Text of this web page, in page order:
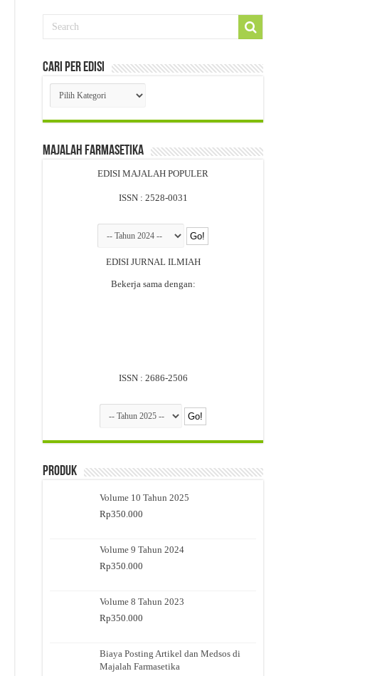
Cari Per Edisi
Cari
Per
Majalah Farmasetika
EDISI MAJALAH POPULER
ISSN : 2528-0031
EDISI JURNAL ILMIAH
Bekerja sama dengan:
ISSN : 2686-2506
Produk
Volume 10 Tahun 2025
Rp350.000
Volume 9 Tahun 2024
Rp350.000
Volume 8 Tahun 2023
Rp350.000
Biaya Posting Artikel dan Medsos di
Majalah Farmasetika